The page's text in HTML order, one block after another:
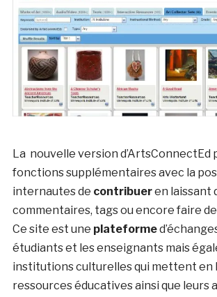
La nouvelle version d’ArtsConnectEd
fonctions supplémentaires avec la
internautes de contribueren laissant
commentaires, tags ou encore faire
Ce site est une plateforme
étudiants et les enseignants mais
institutions culturelles qui mettent en
ressources éducatives ainsi que leurs